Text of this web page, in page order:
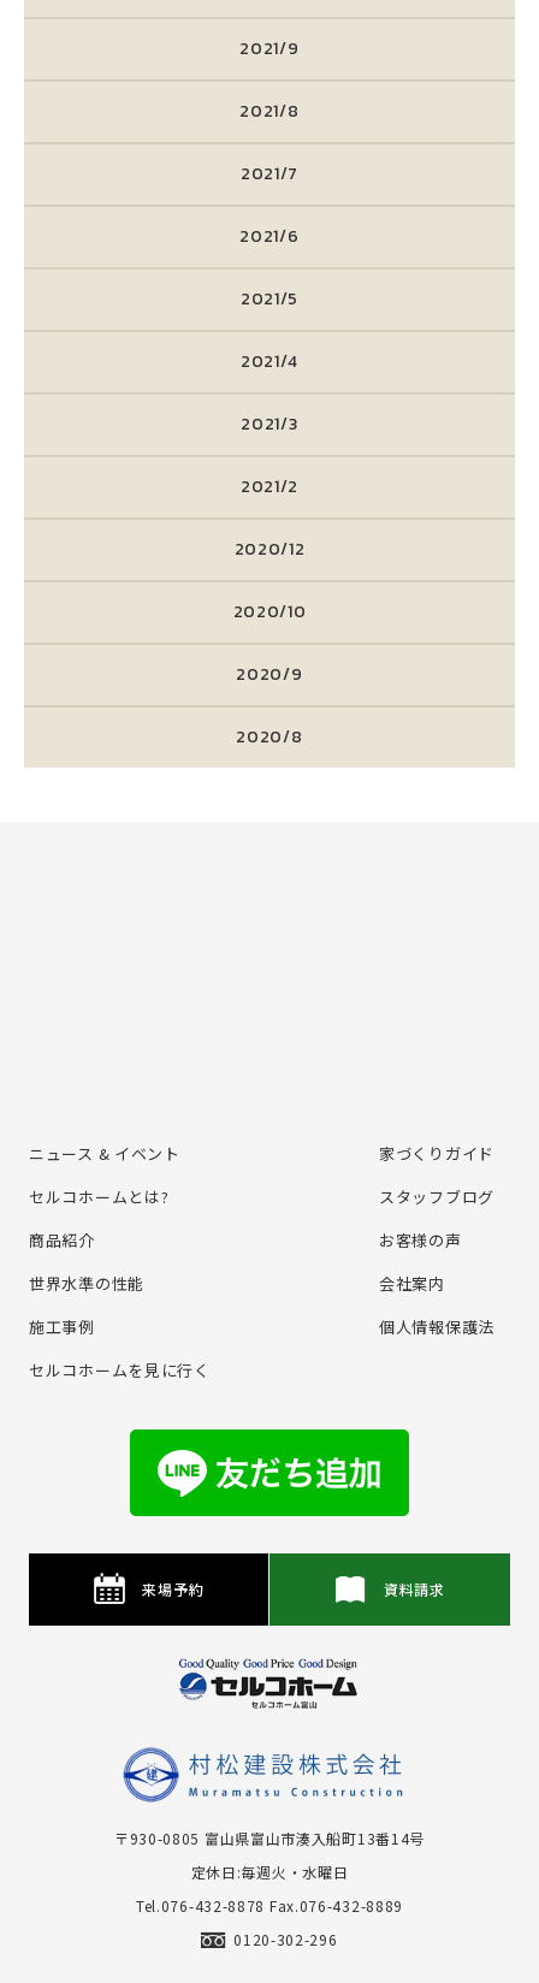
2021/9
2021/8
2021/7
2021/6
2021/5
2021/4
2021/3
2021/2
2020/12
2020/10
2020/9
2020/8
ニュース & イベント
セルコホームとは?
商品紹介
世界水準の性能
施⼯事例
セルコホームを⾒に⾏く
家づくりガイド
スタッフブログ
お客様の声
会社案内
個⼈情報保護法
来場予約 資料請求
〒930-0805 富⼭県富⼭市湊⼊船町13番14号
定休日:毎週火・水曜日
Tel.076-432-8878 Fax.076-432-8889
0120-302-296